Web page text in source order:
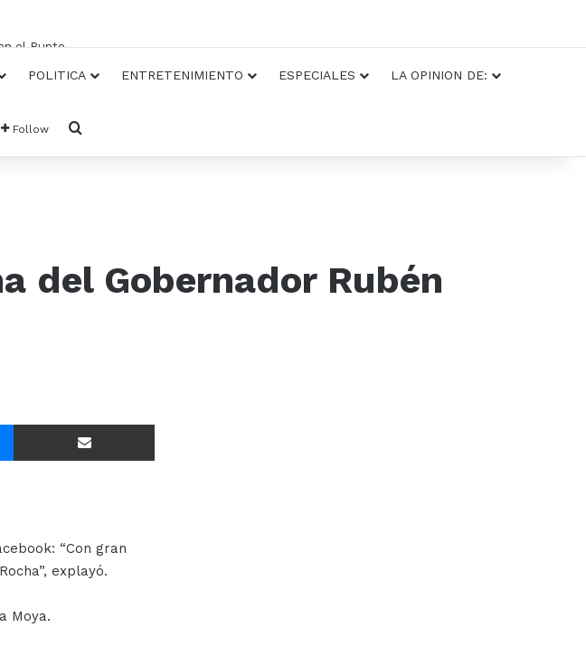
POLITICA ENTRETENIMIENTO ESPECIALES LA OPINION DE:
Follow
del Gobernador Rubén
Messenger Compartir Via E-mail
“Con gran
explayó.
Moya.